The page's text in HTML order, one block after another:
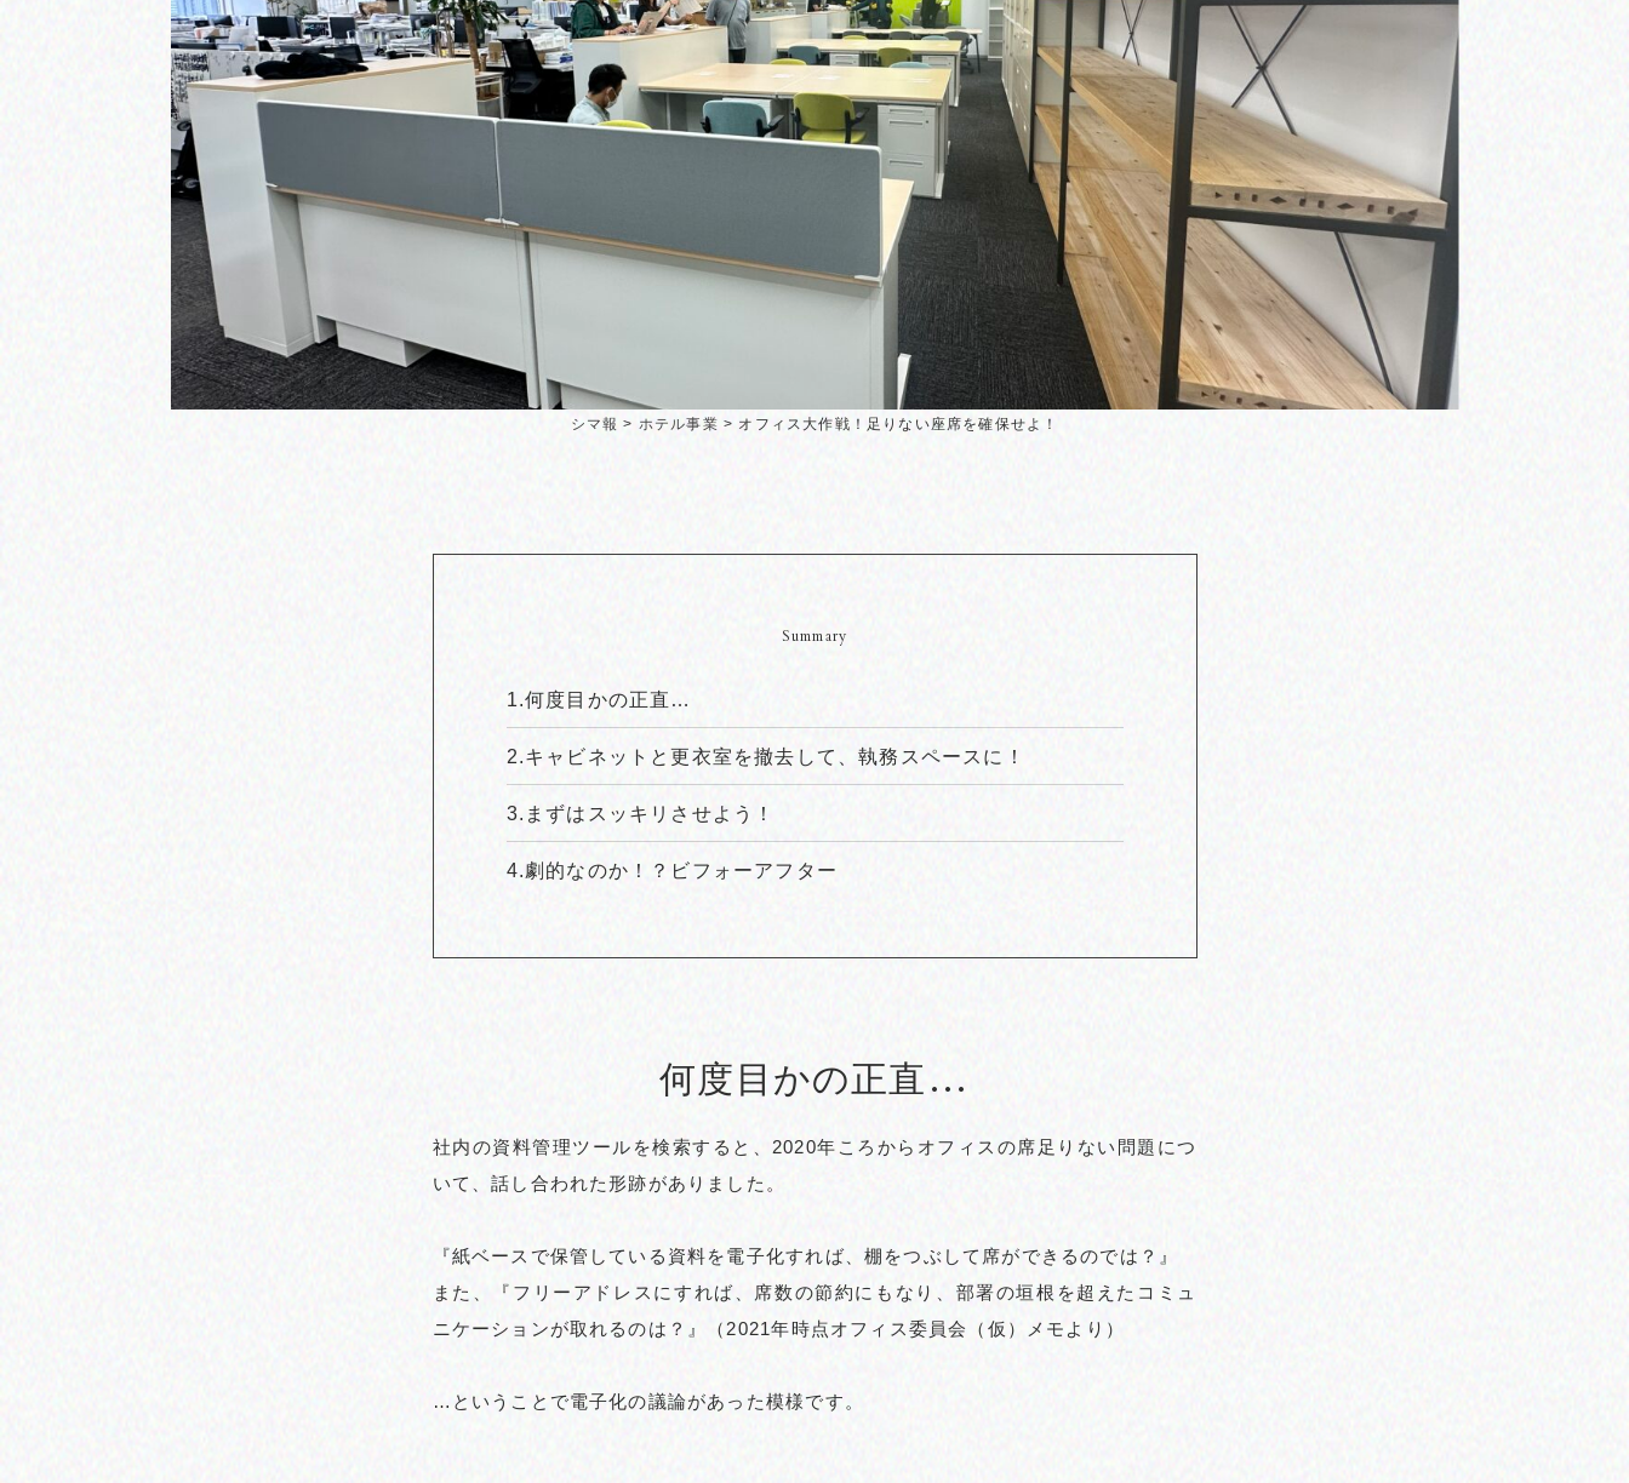
シマ報 > ホテル事業 > オフィス大作戦！足りない座席を確保せよ！
Summary
何度目かの正直…
キャビネットと更衣室を撤去して、執務スペースに！
まずはスッキリさせよう！
劇的なのか！？ビフォーアフター
何度目かの正直…
社内の資料管理ツールを検索すると、2020年ころからオフィスの席足りない問題につ
いて、話し合われた形跡がありました。
『紙ベースで保管している資料を電子化すれば、棚をつぶして席ができるのでは？』
また、『フリーアドレスにすれば、席数の節約にもなり、部署の垣根を超えたコミュ
ニケーションが取れるのは？』（2021年時点オフィス委員会（仮）メモより）
…ということで電子化の議論があった模様です。